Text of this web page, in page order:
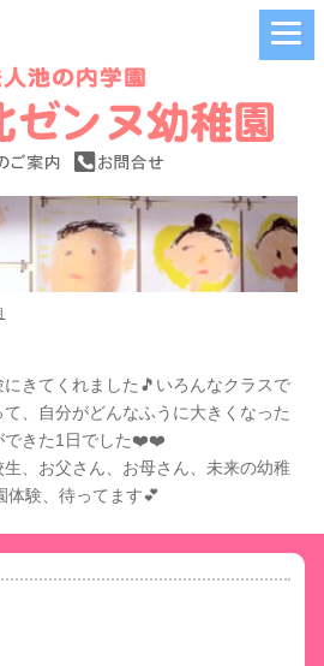
きてくれました🎵いろんなクラスで
、自分がどんなふうに大きくなった
できた1日でした❤️❤️
、お父さん、お母さん、未来の幼稚
体験、待ってます💕